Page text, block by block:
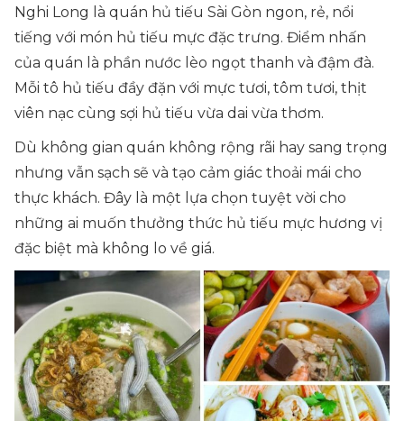
Nghi Long là quán hủ tiếu Sài Gòn ngon, rẻ, nổi
tiếng với món hủ tiếu mực đặc trưng. Điểm nhấn
của quán là phần nước lèo ngọt thanh và đậm đà.
Mỗi tô hủ tiếu đầy đặn với mực tươi, tôm tươi, thịt
viên nạc cùng sợi hủ tiếu vừa dai vừa thơm.
Dù không gian quán không rộng rãi hay sang trọng
nhưng vẫn sạch sẽ và tạo cảm giác thoải mái cho
thực khách. Đây là một lựa chọn tuyệt vời cho
những ai muốn thưởng thức hủ tiếu mực hương vị
đặc biệt mà không lo về giá.